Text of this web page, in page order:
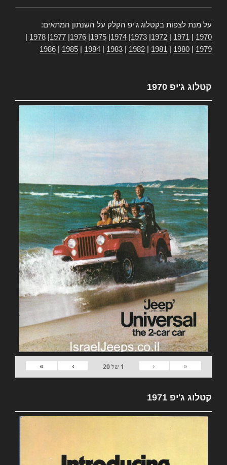
על מנת לצפות בקטלוג ג'יפ הקלק על השנתון המתאים:
1970
1971
1972
1973
1974
1975
1976
1977
1978
1979
1980
1981
1982
1983
1984
1985
1986
קטלוג ג'יפ 1970
«
‹
1 של20
›
»
קטלוג ג'יפ 1971